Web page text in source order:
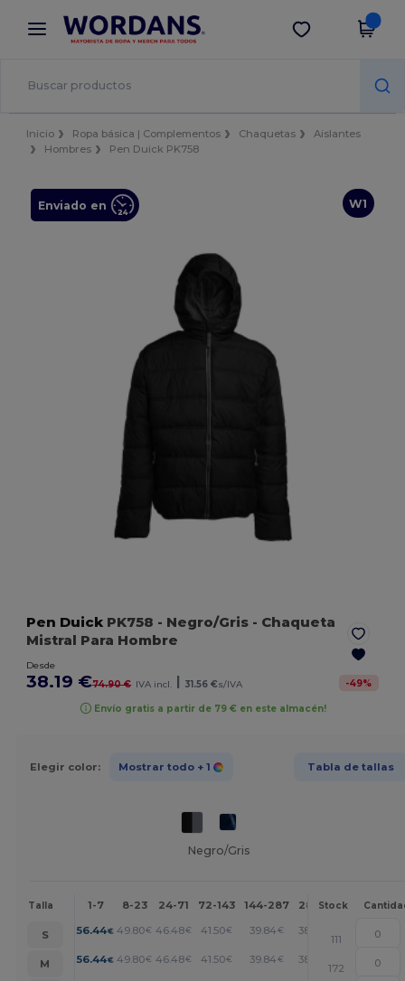
× App de Wordans
¡Mejores precios en app!
Descargar app
Inicio Ropa básica | Complementos Chaquetas
Aislantes
Hombres
Pen Duick PK758
W1
Enviado en
Pen Duick PK758 - Negro/Gris - Chaqueta
Mistral Para Hombre
Desde
38.19 €74.90 € IVA incl. 31.56 €s/IVA -49%
Envío gratis a partir de 79 € en este almacén!
Elegir color: Mostrar todo + 1 Tabla de tallas
Negro/Gris
Talla 1-7 8-23 24-71 72-143 144-287 288 + Más
Stock
S 56.44€ 49.80€ 46.48€ 41.50€ 39.84€ 38.19
111
M
56.44€ 49.80€ 46.48€ 41.50€ 39.84€ 38.19
172